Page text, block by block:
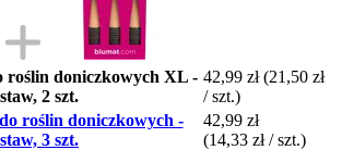
roślin doniczkowych XL -
2 szt.
42,99 zł (21,50 zł
/ szt.)
roślin doniczkowych -
3 szt.
42,99 zł
(14,33 zł / szt.)